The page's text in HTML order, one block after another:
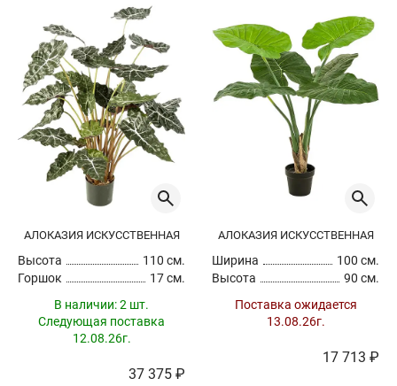
АЛОКАЗИЯ ИСКУССТВЕННАЯ
Высота
110 см.
Горшок
17 см.
В наличии:2 шт.
Следующая поставка
12.08.26г.
37 375 ₽
АЛОКАЗИЯ ИСКУССТВЕННАЯ
Ширина
100 см.
Высота
90 см.
Поставка ожидается
13.08.26г.
17 713 ₽